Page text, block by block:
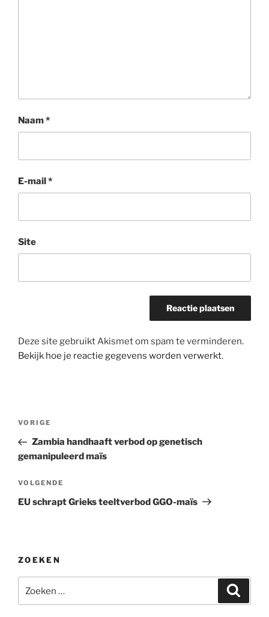
Naam*
E-mail*
Site
Deze site gebruikt Akismet om spam te verminderen.
Bekijk hoe je reactie gegevens worden verwerkt.
Bericht
Vorig
bericht
VORIGE
Zambia handhaaft verbod op genetisch
gemanipuleerd maïs
Volgend
bericht
VOLGENDE
EU schrapt Grieks teeltverbod GGO-maïs
ZOEKEN
naar: